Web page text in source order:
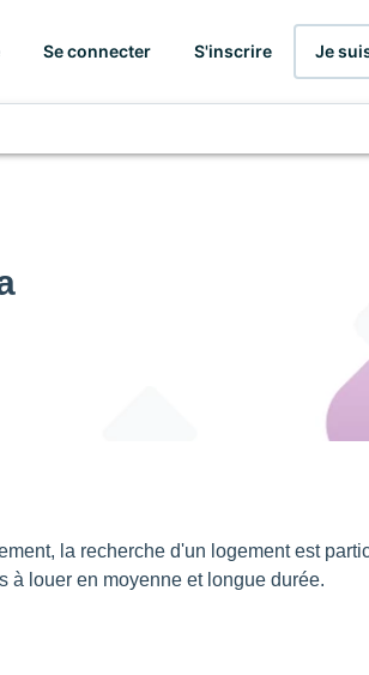
Se connecter S'inscrire Je
la recherche d'un logement est
à louer en moyenne et longue durée.